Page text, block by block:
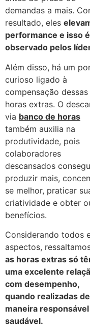
demandas a mais.
resultado, eles
performance e isso é
observado pelos
Além disso, há um
curioso ligado à
compensação dessas
horas extras. O
via banco de horas
também auxilia na
produtividade, pois
colaboradores
descansados
produzir mais,
se melhor, praticar
criatividade e obter
benefícios.
Considerando todos
aspectos,
as horas extras só
uma excelente
com desempenho,
quando realizadas de
maneira responsável
saudável.